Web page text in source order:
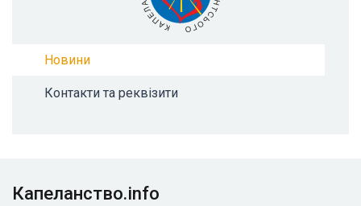
Новини
Контакти та реквізити
Капеланство.info